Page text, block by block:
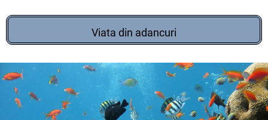
Viata din adancuri